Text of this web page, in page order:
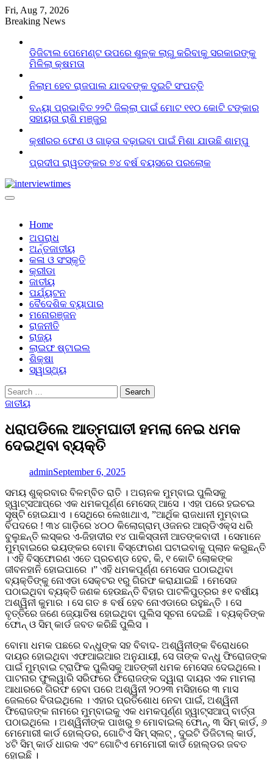
Skip
to
Fri, Aug 7, 2026
Breaking News
ଡିଜିଟାଲ ପେମେଣ୍ଟ ଉପରେ ଶୁଳ୍କ ଲାଗୁ କରିବାକୁ ସରକାରଙ୍କୁ
ମିଳିଲା କ୍ଷମତା
ନିଲାମ ହେବ ରାଜପାଲ ଯାଦବଙ୍କ ଦୁଇଟି ସଂପତ୍ତି
ବନ୍ୟା ପ୍ରଭାବିତ ୨୨ଟି ଜିଲ୍ଲା ପାଇଁ ମୋଟ ୧୧୦ କୋଟି ଟଙ୍କାର
ସହାୟତା ରାଶି ମଞ୍ଜୁର
କ୍ଷୀରର ଫେଣ ଓ ଗାଢ଼ତା ବଢ଼ାଇବା ପାଇଁ ମିଶା ଯାଉଛି ଶାମ୍ପୁ
ପ୍ରଦୀପ ରାୱତଙ୍କର ୭୪ ବର୍ଷ ବୟସରେ ପରଲୋକ
Home
ଅପରାଧ
ଅର୍ନ୍ତଜାତୀୟ
କଳା ଓ ସଂସ୍କୃତି
କ୍ରୀଡା
ଜାତୀୟ
ପର୍ଯ୍ୟଟନ
ବୈଦେଶିକ ବ୍ୟାପାର
ମନୋରଞ୍ଜନ
ରାଜନୀତି
ରାଜ୍ୟ
ଲାଇଫ ଷ୍ଟାଇଲ
ଶିକ୍ଷା
ସ୍ୱାସ୍ଥ୍ୟ
Search
for:
ଜାତୀୟ
ଧରାପଡିଲେ ଆତ୍ମଘାତୀ ହମଲା ନେଇ ଧମକ
ଦେଇଥିବା ବ୍ୟକ୍ତି
adminSeptember 6, 2025
ସମୟ ଶୁକ୍ରବାର ବିଳମ୍ବିତ ରାତି । ଅଚାନକ ମୁମ୍ବାଇ ପୁଲିସକୁ
ହ୍ୱାଟ୍‌ସଆପ୍‌ରେ ଏକ ଧମକପୂର୍ଣ୍ଣ ମେସେଜ୍‌ ଆସେ । ଏହା ପରେ ହଇଚଇ
ସୃଷ୍ଟି ହୋଇଯାଏ । ସେଥିରେ ଲେଖାଥାଏ, ”ଆର୍ଥିକ ରାଜଧାନୀ ମୁମ୍ବାଇ
ବିପଦରେ ! ୩୪ ଗାଡ଼ିରେ ୪୦୦ କିଲୋଗ୍ରାମ୍‌ ଓଜନର ଆର୍‌ଡିଏକ୍ସ ଧରି
ବୁଲୁଛନ୍ତି ଲସ୍କର ଏ-ଜିହାଦୀର ୧୪ ପାକିସ୍ତାନୀ ଆତଙ୍କବାଦୀ । ସେମାନେ
ମୁମ୍ବାଇରେ ଭୟଙ୍କର ବୋମା ବିସ୍ଫୋରଣ ଘଟାଇବାକୁ ପ୍ଲାନ କରୁଛନ୍ତି
। ଏହି ବିସ୍ଫୋରଣ ଏତେ ପ୍ରଚଣ୍ଡ ହେବ, କି, ୧ କୋଟି ଲୋକଙ୍କ
ଜୀବନହାନି ହୋଇପାରେ ।” ଏହି ଧମକପୂର୍ଣ୍ଣ ମେସେଜ ପଠାଇଥିବା
ବ୍ୟକ୍ତିଙ୍କୁ ନୋଏଡା ସେକ୍ଟର ୧ରୁ ଗିରଫ କରାଯାଇଛି । ମେସେଜ
ପଠାଇଥିବା ବ୍ୟକ୍ତି ଜଣକ ହେଉଛନ୍ତି ବିହାର ପାଟଳିପୁତ୍ରର ୫୧ ବର୍ଷୀୟ
ଅଶ୍ୱିନୀ କୁମାର । ସେ ଗତ ୫ ବର୍ଷ ହେବ ନୋଏଡାରେ ରହୁଛନ୍ତି । ସେ
ବୃତ୍ତିରେ ଜଣେ ଜ୍ୟୋତିଷ ହୋଇଥିବା ପୁଲିସ ସୂଚନା ଦେଇଛି । ବ୍ୟକ୍ତିଙ୍କ
ଫୋନ୍‌ ଓ ସିମ୍ କାର୍ଡ ଜବତ କରିଛି ପୁଲିସ ।
ବୋମା ଧମକ ପଛରେ ବନ୍ଧୁଙ୍କ ସହ ବିବାଦ- ଅଶ୍ୱିନୀଙ୍କ ବିରୋଧରେ
ଦାୟର ହୋଇଥିବା ଏଫଆଇଆର ଅନୁଯାୟୀ, ସେ ତାଙ୍କ ବନ୍ଧୁ ଫିରୋଜଙ୍କ
ପାଇଁ ମୁମ୍ବାଇ ଟ୍ରାଫିକ ପୁଲିସକୁ ଆତଙ୍କୀ ଧମକ ମେସେଜ ଦେଇଥିଲେ।
ପାଟନାର ଫୁଲୱାରି ସରିଫରେ ଫିରୋଜଙ୍କ ଦ୍ୱାରା ଦାୟର ଏକ ମାମଲା
ଆଧାରରେ ଗିରଫ ହେବା ପରେ ଅଶ୍ୱିନୀ ୨୦୨୩ ମସିହାରେ ୩ ମାସ
ଜେଲରେ ବିତାଇଥିଲେ । ଏହାର ପ୍ରତିଶୋଧ ନେବା ପାଇଁ, ଅଶ୍ୱିନୀ
ଫିରୋଜଙ୍କ ନାମରେ ମୁମ୍ବାଇକୁ ଏକ ଧମକପୂର୍ଣ୍ଣ ହ୍ୱାଟ୍ସଆପ୍ ବାର୍ତ୍ତା
ପଠାଇଥିଲେ । ଅଶ୍ୱିନୀଙ୍କ ପାଖରୁ ୭ ମୋବାଇଲ୍ ଫୋନ୍, ୩ ସିମ୍ କାର୍ଡ, ୬
ମେମୋରୀ କାର୍ଡ ହୋଲ୍ଡର, ଗୋଟିଏ ସିମ୍ ସ୍ଲଟ୍ , ଦୁଇଟି ଡିଜିଟାଲ୍ କାର୍ଡ,
୪ଟି ସିମ୍ କାର୍ଡ ଧାରକ ଏବଂ ଗୋଟିଏ ମେମୋରୀ କାର୍ଡ ହୋଲ୍ଡର ଜବତ
ହୋଇଛି ।